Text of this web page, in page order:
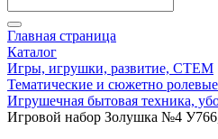
Главная страница
Каталог
Игры, игрушки, развитие, СТЕМ
Тематические и сюжетно
Игрушечная бытовая техника,
Игровой набор Золушка №4